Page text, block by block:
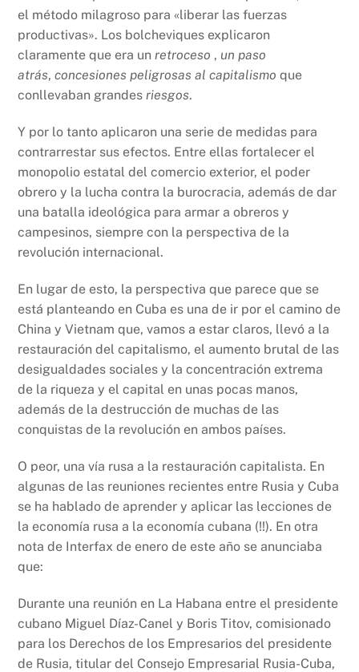
el método milagroso para «liberar las fuerzas
productivas». Los bolcheviques explicaron
claramente que era unretroceso , un paso
atrás,concesiones peligrosas al capitalismo que
conllevaban grandesriesgos.
Y por lo tanto aplicaron una serie de medidas para
contrarrestar sus efectos. Entre ellas fortalecer el
monopolio estatal del comercio exterior, el poder
obrero y la lucha contra la burocracia, además de dar
una batalla ideológica para armar a obreros y
campesinos, siempre con la perspectiva de la
revolución internacional.
En lugar de esto, la perspectiva que parece que se
está planteando en Cuba es una de ir por el camino de
China y Vietnam que, vamos a estar claros, llevó a la
restauración del capitalismo, el aumento brutal de las
desigualdades sociales y la concentración extrema
de la riqueza y el capital en unas pocas manos,
además de la destrucción de muchas de las
conquistas de la revolución en ambos países.
O peor, una vía rusa a la restauración capitalista. En
algunas de las reuniones recientes entre Rusia y Cuba
se ha hablado de aprender y aplicar las lecciones de
la economía rusa a la economía cubana (!!). En otra
nota de Interfax de enero de este año se anunciaba
que:
Durante una reunión en La Habana entre el presidente
cubano Miguel Díaz-Canel y Boris Titov, comisionado
para los Derechos de los Empresarios del presidente
de Rusia, titular del Consejo Empresarial Rusia-Cuba,